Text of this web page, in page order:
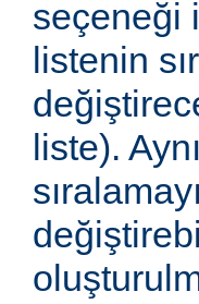
seçeneği
listenin
liste).